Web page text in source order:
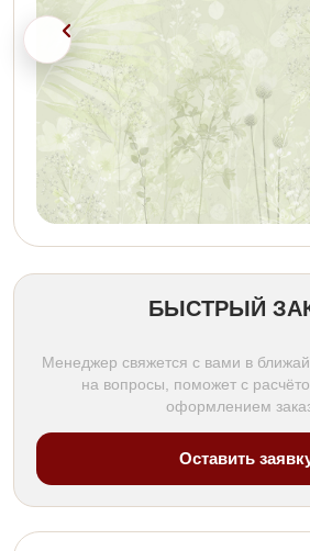
БЫСТРЫЙ
Менеджер свяжется с вами в
на вопросы, поможет с
оформлением
Оставить